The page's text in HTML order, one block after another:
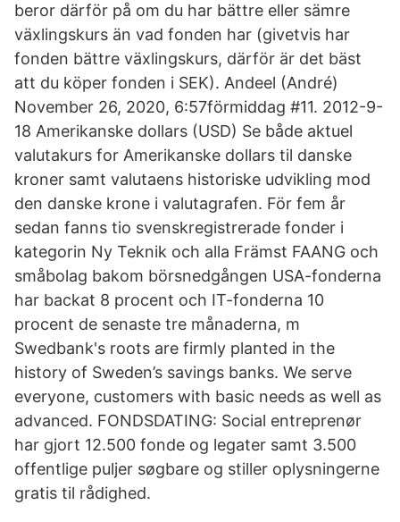
beror därför på om du har bättre eller sämre
växlingskurs än vad fonden har (givetvis har
fonden bättre växlingskurs, därför är det bäst
att du köper fonden i SEK). Andeel (André)
November 26, 2020, 6:57förmiddag #11. 2012-9-
18 Amerikanske dollars (USD) Se både aktuel
valutakurs for Amerikanske dollars til danske
kroner samt valutaens historiske udvikling mod
den danske krone i valutagrafen. För fem år
sedan fanns tio svenskregistrerade fonder i
kategorin Ny Teknik och alla Främst FAANG och
småbolag bakom börsnedgången USA-fonderna
har backat 8 procent och IT-fonderna 10
procent de senaste tre månaderna, m
Swedbank's roots are firmly planted in the
history of Sweden’s savings banks. We serve
everyone, customers with basic needs as well as
advanced. FONDSDATING: Social entreprenør
har gjort 12.500 fonde og legater samt 3.500
offentlige puljer søgbare og stiller oplysningerne
gratis til rådighed.